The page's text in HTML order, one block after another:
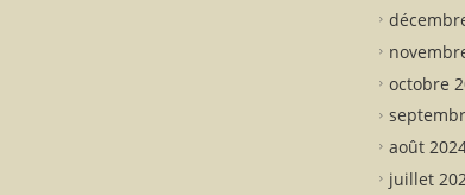
octobre
août
juillet